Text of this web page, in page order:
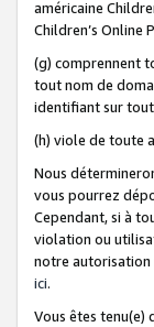
américaine
Children’s Online
(g) comprennent
tout nom de
identifiant sur tout
(h) viole de toute
Nous
vous pourrez
Cependant, si à
violation ou
notre autorisation
ici.
Vous êtes tenu(e)